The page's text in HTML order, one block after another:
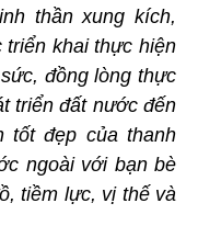
thần xung kích,
khai thực hiện
đồng lòng thực
triển đất nước đến
tốt đẹp của thanh
ngoài với bạn bè
tiềm lực, vị thế và